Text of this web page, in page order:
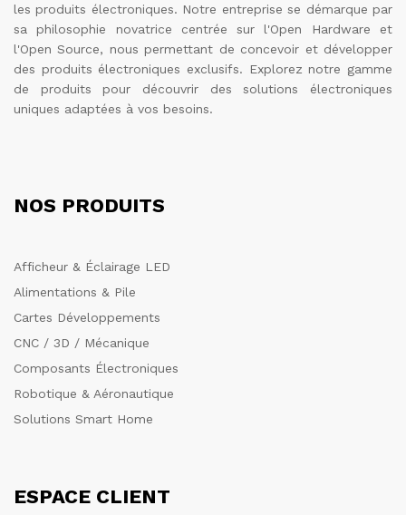
les produits électroniques. Notre entreprise se démarque par
sa philosophie novatrice centrée sur l'Open Hardware et
l'Open Source, nous permettant de concevoir et développer
des produits électroniques exclusifs. Explorez notre gamme
de produits pour découvrir des solutions électroniques
uniques adaptées à vos besoins.
NOS PRODUITS
Afficheur & Éclairage LED
Alimentations & Pile
Cartes Développements
CNC / 3D / Mécanique
Composants Électroniques
Robotique & Aéronautique
Solutions Smart Home
ESPACE CLIENT